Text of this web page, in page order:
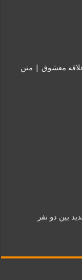
معشوق | متن
بین دو نفر